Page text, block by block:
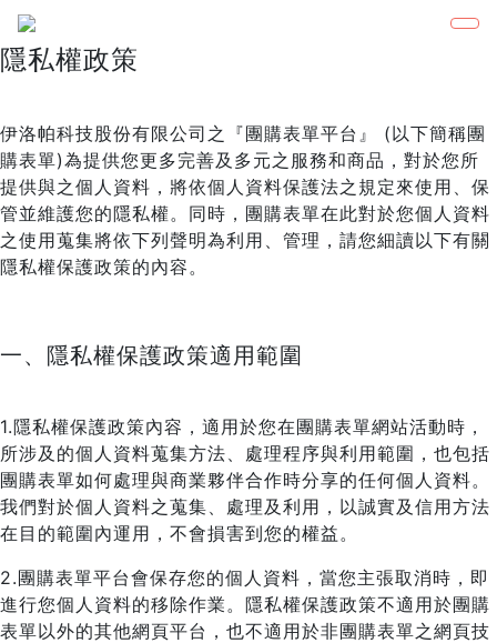
隱私權政策
伊洛帕科技股份有限公司之『團購表單平台』 (以下簡稱團
購表單)為提供您更多完善及多元之服務和商品，對於您所
提供與之個人資料，將依個人資料保護法之規定來使用、保
管並維護您的隱私權。同時，團購表單在此對於您個人資料
之使用蒐集將依下列聲明為利用、管理，請您細讀以下有關
隱私權保護政策的內容。
一、隱私權保護政策適用範圍
1.隱私權保護政策內容，適用於您在團購表單網站活動時，
所涉及的個人資料蒐集方法、處理程序與利用範圍，也包括
團購表單如何處理與商業夥伴合作時分享的任何個人資料。
我們對於個人資料之蒐集、處理及利用，以誠實及信用方法
在目的範圍內運用，不會損害到您的權益。
2.團購表單平台會保存您的個人資料，當您主張取消時，即
進行您個人資料的移除作業。隱私權保護政策不適用於團購
表單以外的其他網頁平台，也不適用於非團購表單之網頁技